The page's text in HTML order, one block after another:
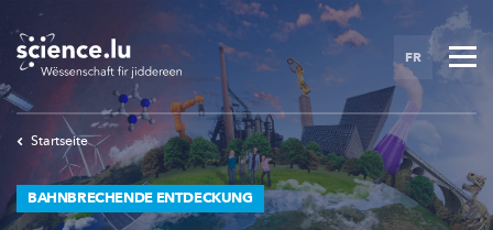
to
main
content
FR
Startseite
BAHNBRECHENDE ENTDECKUNG